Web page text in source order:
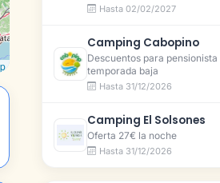
Hasta 02/02/2027
Camping Cabopino
Descuentos para pensionista
temporada baja
Hasta 31/12/2026
Camping El Solsones
Oferta 27€ la noche
Hasta 31/12/2026